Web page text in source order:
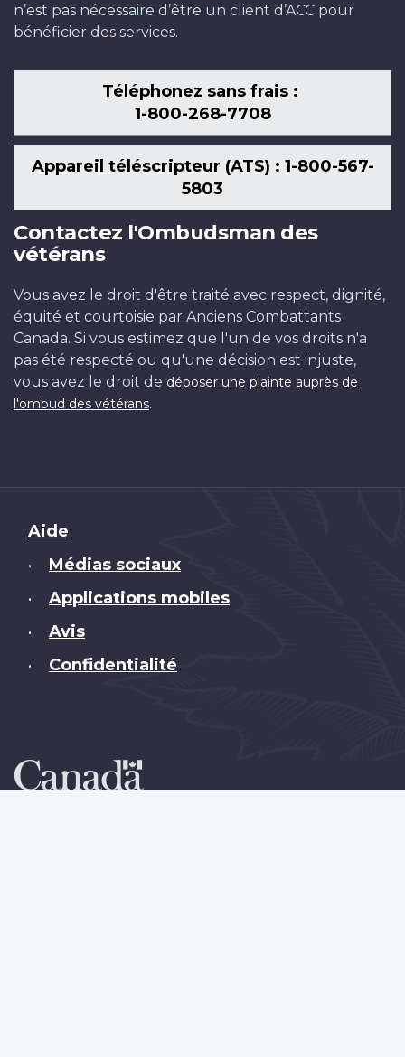
n’est pas nécessaire d’être un client d’ACC pour
bénéficier des services.
Téléphonez sans frais :
1-800-268-7708
Appareil téléscripteur (ATS) : 1-800-567-
5803
Contactez l'Ombudsman des
vétérans
Vous avez le droit d'être traité avec respect, dignité,
équité et courtoisie par Anciens Combattants
Canada. Si vous estimez que l'un de vos droits n'a
pas été respecté ou qu'une décision est injuste,
vous avez le droit de déposer une plainte auprès de
l'ombud des vétérans.
Brand
Aide
• Médias sociaux
• Applications mobiles
• Avis
• Confidentialité